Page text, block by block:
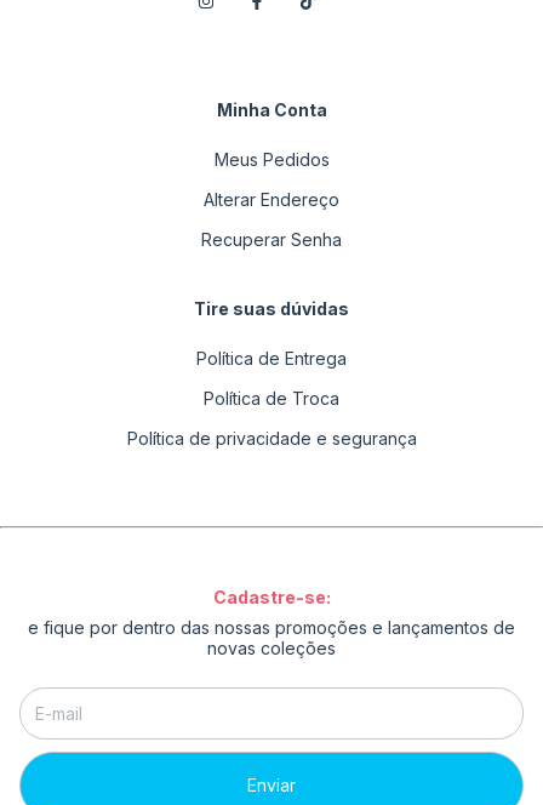
Minha Conta
Meus Pedidos
Alterar Endereço
Recuperar Senha
Tire suas dúvidas
Política de Entrega
Política de Troca
Política de privacidade e segurança
Cadastre-se:
e fique por dentro das nossas promoções e lançamentos de
novas coleções